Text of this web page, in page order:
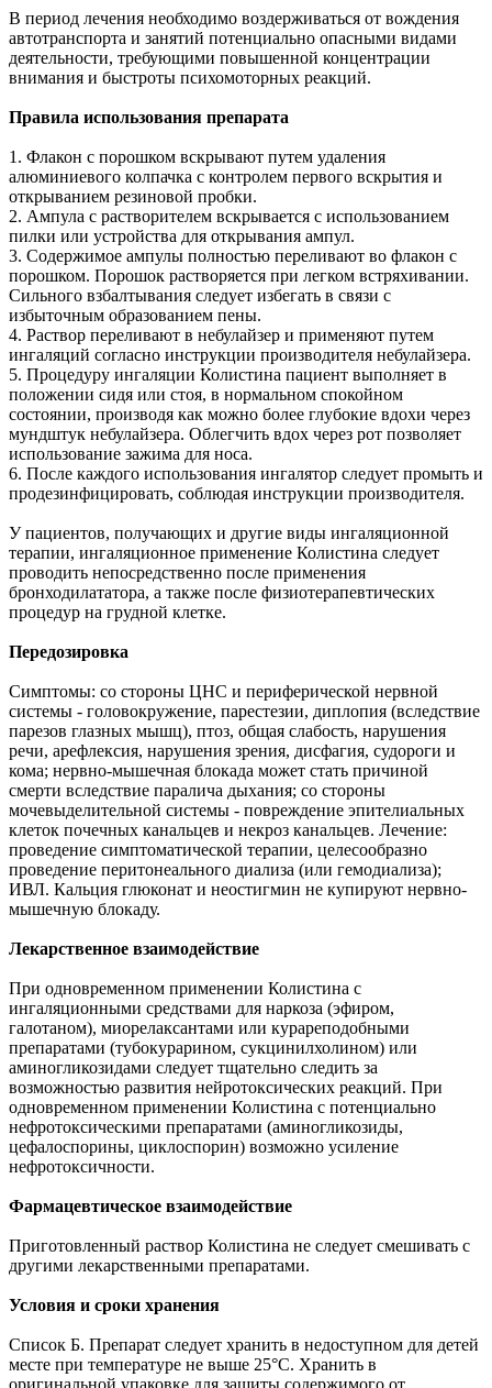
В период лечения необходимо воздерживаться от вождения
автотранспорта и занятий потенциально опасными видами
деятельности, требующими повышенной концентрации
внимания и быстроты психомоторных реакций.
Правила использования препарата
1. Флакон с порошком вскрывают путем удаления
алюминиевого колпачка с контролем первого вскрытия и
открыванием резиновой пробки.
2. Ампула с растворителем вскрывается с использованием
пилки или устройства для открывания ампул.
3. Содержимое ампулы полностью переливают во флакон с
порошком. Порошок растворяется при легком встряхивании.
Сильного взбалтывания следует избегать в связи с
избыточным образованием пены.
4. Раствор переливают в небулайзер и применяют путем
ингаляций согласно инструкции производителя небулайзера.
5. Процедуру ингаляции Колистина пациент выполняет в
положении сидя или стоя, в нормальном спокойном
состоянии, производя как можно более глубокие вдохи через
мундштук небулайзера. Облегчить вдох через рот позволяет
использование зажима для носа.
6. После каждого использования ингалятор следует промыть и
продезинфицировать, соблюдая инструкции производителя.
У пациентов, получающих и другие виды ингаляционной
терапии, ингаляционное применение Колистина следует
проводить непосредственно после применения
бронходилататора, а также после физиотерапевтических
процедур на грудной клетке.
Передозировка
Симптомы: со стороны ЦНС и периферической нервной
системы - головокружение, парестезии, диплопия (вследствие
парезов глазных мышц), птоз, общая слабость, нарушения
речи, арефлексия, нарушения зрения, дисфагия, судороги и
кома; нервно-мышечная блокада может стать причиной
смерти вследствие паралича дыхания; со стороны
мочевыделительной системы - повреждение эпителиальных
клеток почечных канальцев и некроз канальцев. Лечение:
проведение симптоматической терапии, целесообразно
проведение перитонеального диализа (или гемодиализа);
ИВЛ. Кальция глюконат и неостигмин не купируют нервно-
мышечную блокаду.
Лекарственное взаимодействие
При одновременном применении Колистина с
ингаляционными средствами для наркоза (эфиром,
галотаном), миорелаксантами или курареподобными
препаратами (тубокурарином, сукцинилхолином) или
аминогликозидами следует тщательно следить за
возможностью развития нейротоксических реакций. При
одновременном применении Колистина с потенциально
нефротоксическими препаратами (аминогликозиды,
цефалоспорины, циклоспорин) возможно усиление
нефротоксичности.
Фармацевтическое взаимодействие
Приготовленный раствор Колистина не следует смешивать с
другими лекарственными препаратами.
Условия и сроки хранения
Список Б. Препарат следует хранить в недоступном для детей
месте при температуре не выше 25°С. Хранить в
оригинальной упаковке для защиты содержимого от